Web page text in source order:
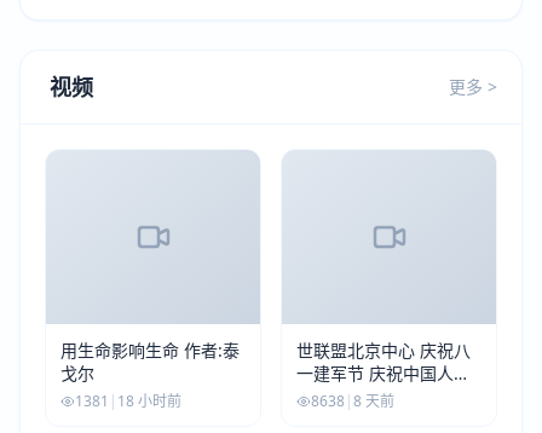
视频 更多 >
用生命影响生命 作者:泰
戈尔
1381 | 18 小时前
世联盟北京中心 庆祝八
一建军节 庆祝中国人民
解放军建军99周年
8638|8 天前